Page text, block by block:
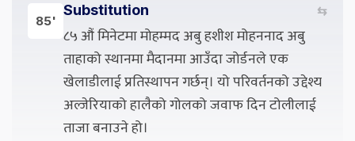
85'
Substitution ⇆
८५ औं मिनेटमा मोहम्मद अबु हशीश मोहननाद अबु
ताहाको स्थानमा मैदानमा आउँदा जोर्डनले एक
खेलाडीलाई प्रतिस्थापन गर्छन्। यो परिवर्तनको उद्देश्य
अल्जेरियाको हालैको गोलको जवाफ दिन टोलीलाई
ताजा बनाउने हो।